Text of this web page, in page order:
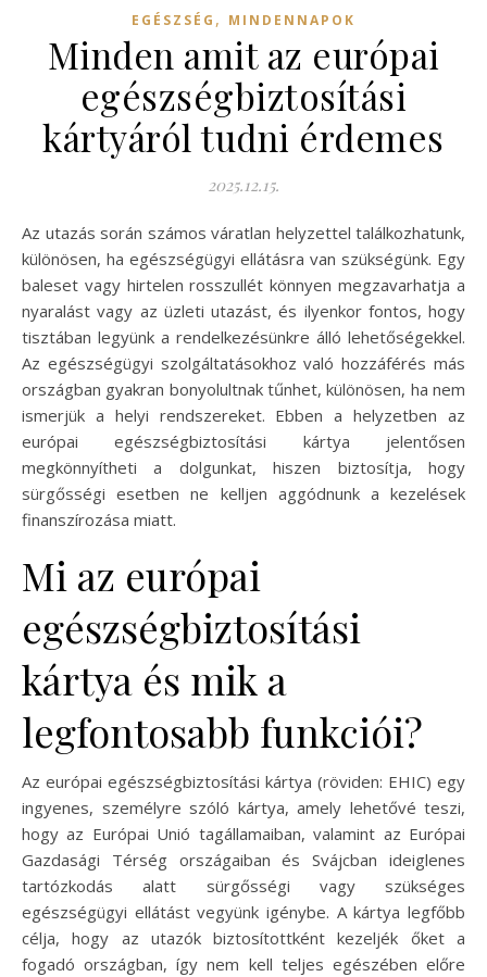
EGÉSZSÉG , MINDENNAPOK
Minden amit az európai
egészségbiztosítási
kártyáról tudni érdemes
2025.12.15.
Az utazás során számos váratlan helyzettel találkozhatunk,
különösen, ha egészségügyi ellátásra van szükségünk. Egy
baleset vagy hirtelen rosszullét könnyen megzavarhatja a
nyaralást vagy az üzleti utazást, és ilyenkor fontos, hogy
tisztában legyünk a rendelkezésünkre álló lehetőségekkel.
Az egészségügyi szolgáltatásokhoz való hozzáférés más
országban gyakran bonyolultnak tűnhet, különösen, ha nem
ismerjük a helyi rendszereket. Ebben a helyzetben az
európai egészségbiztosítási kártya jelentősen
megkönnyítheti a dolgunkat, hiszen biztosítja, hogy
sürgősségi esetben ne kelljen aggódnunk a kezelések
finanszírozása miatt.
Mi az európai
egészségbiztosítási
kártya és mik a
legfontosabb funkciói?
Az európai egészségbiztosítási kártya (röviden: EHIC) egy
ingyenes, személyre szóló kártya, amely lehetővé teszi,
hogy az Európai Unió tagállamaiban, valamint az Európai
Gazdasági Térség országaiban és Svájcban ideiglenes
tartózkodás alatt sürgősségi vagy szükséges
egészségügyi ellátást vegyünk igénybe. A kártya legfőbb
célja, hogy az utazók biztosítottként kezeljék őket a
fogadó országban, így nem kell teljes egészében előre